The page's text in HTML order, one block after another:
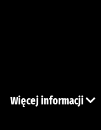
Więcej informacji